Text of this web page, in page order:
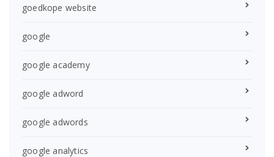
goedkope website
google
google academy
google adword
google adwords
google analytics